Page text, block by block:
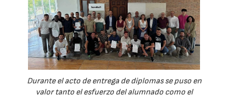
Durante el acto de entrega de diplomas se puso en
valor tanto el esfuerzo del alumnado como el